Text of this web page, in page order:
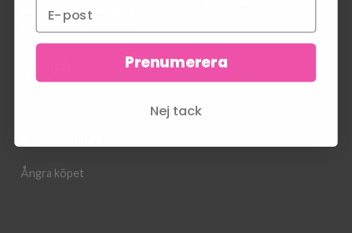
när som helst.
bakom LindeHobby här.
Ångra köpet
Prenumerera
Nej tack